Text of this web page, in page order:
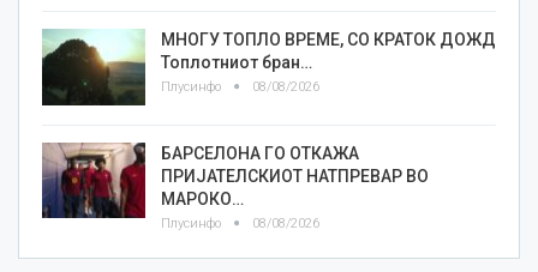
МНОГУ ТОПЛО ВРЕМЕ, СО КРАТОК ДОЖД
Топлотниот бран…
Плусинфо 08/08/2026
БАРСЕЛОНА ГО ОТКАЖА
ПРИЈАТЕЛСКИОТ НАТПРЕВАР ВО
МАРОКО…
Плусинфо 08/08/2026